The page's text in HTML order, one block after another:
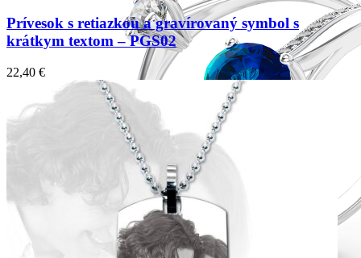
Prívesok s retiazkou a gravírovaný symbol s
krátkym textom – PGS02
22,40 €